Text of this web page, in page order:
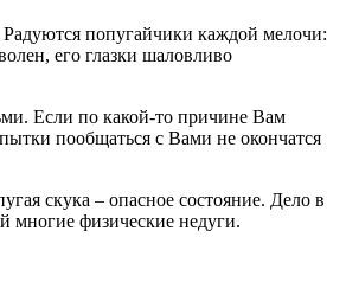
попугайчики каждой мелочи:
его глазки шаловливо
Если по какой-то причине Вам
пообщаться с Вами не окончатся
скука – опасное состояние. Дело в
многие физические недуги.